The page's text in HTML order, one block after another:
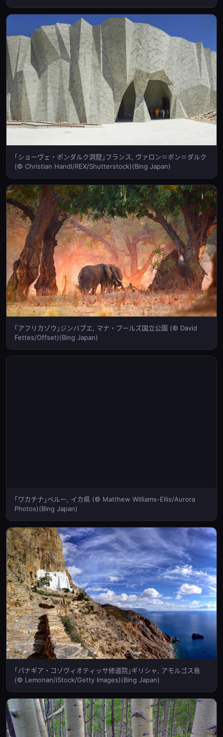
｢ショーヴェ・ポンダルク洞窟｣フランス, ヴァロン＝ポン＝ダルク
(© Christian Handl/REX/Shutterstock)(Bing Japan)
｢アフリカゾウ｣ジンバブエ, マナ・プールズ国立公園 (© David
Fettes/Offset)(Bing Japan)
｢ワカチナ｣ペルー, イカ県 (© Matthew Williams-Ellis/Aurora
Photos)(Bing Japan)
｢パナギア・コゾヴィオティッサ修道院｣ギリシャ, アモルゴス島
(© Lemonan/iStock/Getty Images)(Bing Japan)